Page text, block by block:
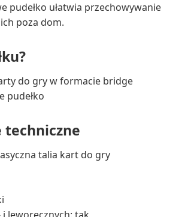
pudełko ułatwia przechowywanie
poza dom.
do gry w formacie bridge
pudełko
talia kart do gry
leworęcznych: tak